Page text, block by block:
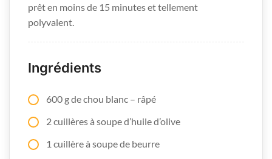
prêt en moins de 15 minutes et tellement
polyvalent.
Ingrédients
600 g de chou blanc – râpé
2 cuillères à soupe d’huile d’olive
1 cuillère à soupe de beurre